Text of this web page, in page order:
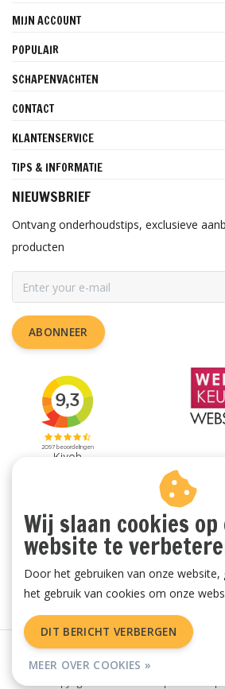
MIJN ACCOUNT
POPULAIR
SCHAPENVACHTEN
CONTACT
KLANTENSERVICE
TIPS & INFORMATIE
NIEUWSBRIEF
Ontvang onderhoudstips, exclusieve
producten
ABONNEER
Algemene voorwaarden | Privacy Policy
Wij slaan cookies op
website te
Door het gebruiken van onze
het gebruik van cookies om onze
DIT BERICHT VERBERGEN
MEER OVER COOKIES »